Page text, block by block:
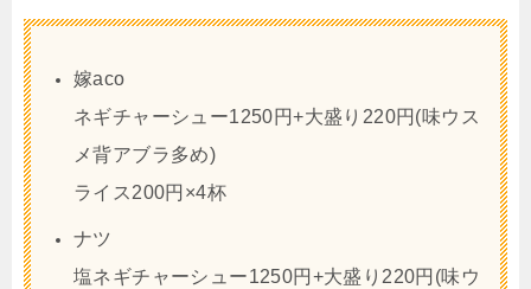
嫁aco
ネギチャーシュー1250円+大盛り220円(味ウス
メ背アブラ多め)
ライス200円×4杯
ナツ
塩ネギチャーシュー1250円+大盛り220円(味ウ